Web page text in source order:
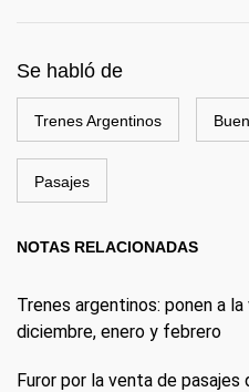
Se habló de
Trenes Argentinos
Pasajes
NOTAS RELACIONADAS
Trenes argentinos: ponen a
diciembre, enero y febrero
Furor por la venta de